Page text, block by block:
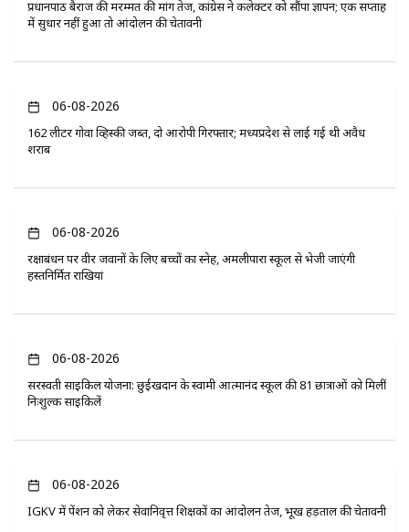
प्रधानपाठ बैराज की मरम्मत की मांग तेज, कांग्रेस ने कलेक्टर को सौंपा ज्ञापन; एक सप्ताह
में सुधार नहीं हुआ तो आंदोलन की चेतावनी
06-08-2026
162 लीटर गोवा व्हिस्की जब्त, दो आरोपी गिरफ्तार; मध्यप्रदेश से लाई गई थी अवैध
शराब
06-08-2026
रक्षाबंधन पर वीर जवानों के लिए बच्चों का स्नेह, अमलीपारा स्कूल से भेजी जाएंगी
हस्तनिर्मित राखियां
06-08-2026
सरस्वती साइकिल योजना: छुईखदान के स्वामी आत्मानंद स्कूल की 81 छात्राओं को मिलीं
निःशुल्क साइकिलें
06-08-2026
IGKV में पेंशन को लेकर सेवानिवृत्त शिक्षकों का आंदोलन तेज, भूख हड़ताल की चेतावनी